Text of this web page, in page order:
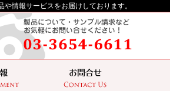
情報サービスをお届けしております。